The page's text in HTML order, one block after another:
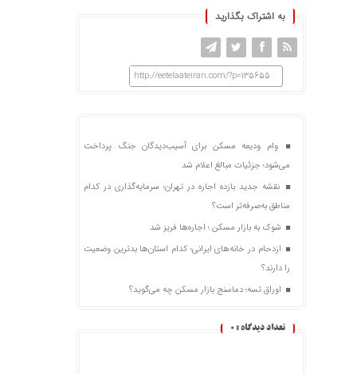
به اشتراک بگذارید
http://eetelaateiran.com/?p=135655
وام ودیعه مسکن برای آسیب‌دیدگان جنگ پرداخت
می‌شود؛ جزئیات مبالغ اعلام شد
نقشه جدید بازده اجاره در تهران؛ سرمایه‌گذاری در کدام
مناطق به‌صرفه‌تر است؟
شوک به بازار مسکن ؛ اجاره‌ها فریز شد
ازدحام در خانه‌های ایرانی؛ کدام استان‌ها بدترین وضعیت
را دارند؟
اوراق تسه؛ دماسنج بازار مسکن چه می‌گوید؟
تعداد دیدگاه : 0